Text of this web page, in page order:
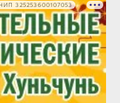
325253600107053